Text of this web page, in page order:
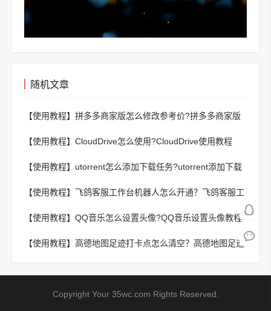
随机文章
【使用教程】 拼多多商家版怎么修改参考价?拼多多商家版
【使用教程】 CloudDrive怎么使用?CloudDrive使用教程
【使用教程】 utorrent怎么添加下载任务?utorrent添加下载
【使用教程】 飞鸽客服工作台机器人怎么开通？飞鸽客服工
【使用教程】 QQ音乐怎么设置头像?QQ音乐设置头像教程
【使用教程】 高德地图足迹打卡点怎么清空？高德地图足迹
Copyright Your 35wc.com Rights Reserved.